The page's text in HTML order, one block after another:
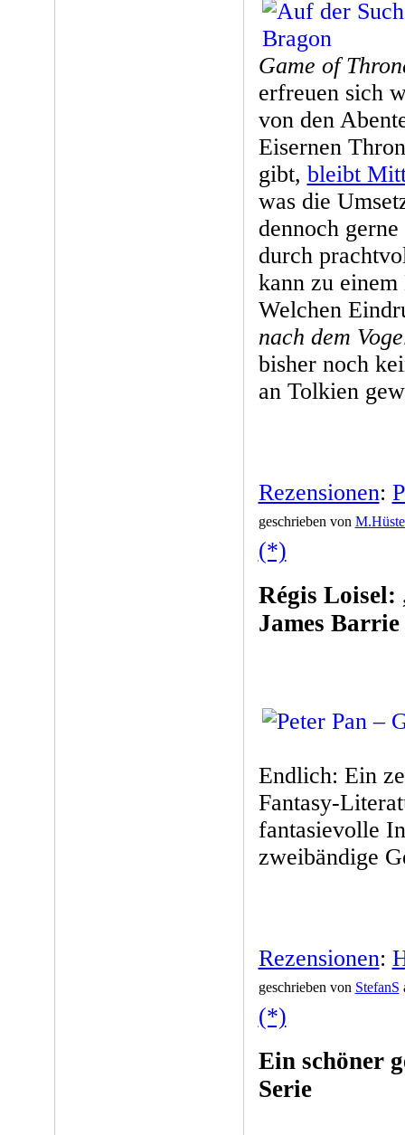
Game of
erfreuen sich
von den
Eisernen
gibt, bleibt
was die
dennoch
durch
kann zu
Welchen
nach dem
bisher noch
an Tolkien
Rezensionen:
geschrieben von
(*)
Régis Loisel:
James
Endlich: Ein
Fantasy-
fantasievolle
zweibändige
Rezensionen:
geschrieben von StefanS
(*)
Ein schöner
Serie